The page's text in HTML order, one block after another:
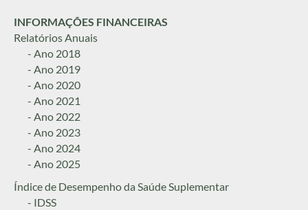
INFORMAÇÕES FINANCEIRAS
Relatórios Anuais
- Ano 2018
- Ano 2019
- Ano 2020
- Ano 2021
- Ano 2022
- Ano 2023
- Ano 2024
- Ano 2025
Índice de Desempenho da Saúde Suplementar
- IDSS